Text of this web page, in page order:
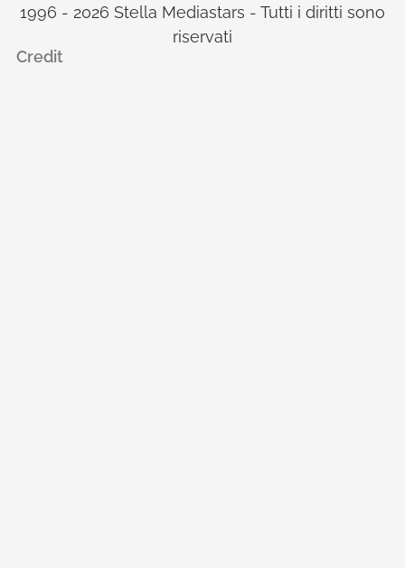
1996 - 2026 Stella Mediastars - Tutti i diritti sono
riservati
Credit